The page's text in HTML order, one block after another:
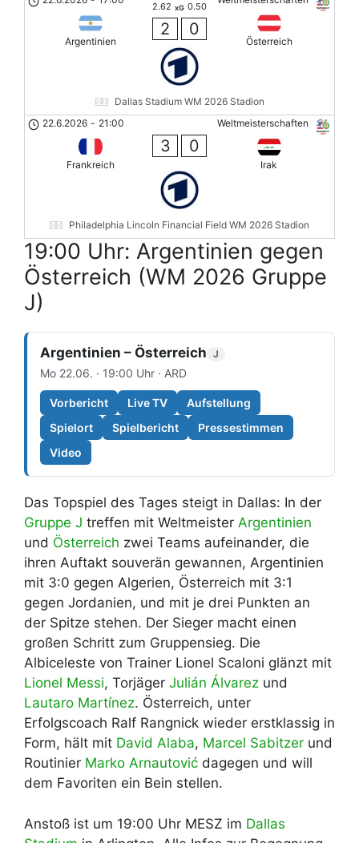
Argentinien
2.62 xG 0.50
2 0
Österreich
Dallas Stadium WM 2026 Stadion
Weltmeisterschaften
22.6.2026 - 21:00
Frankreich
3 0
Irak
Philadelphia Lincoln Financial Field WM 2026 Stadion
19:00 Uhr: Argentinien gegen
Österreich (WM 2026 Gruppe
J)
Argentinien – Österreich J
Mo 22.06. · 19:00 Uhr · ARD
Vorbericht Live TV
Aufstellung
Spielort
Spielbericht
Pressestimmen
Video
Das Topspiel des Tages steigt in Dallas: In der
Gruppe J treffen mit Weltmeister Argentinien
und Österreich zwei Teams aufeinander, die
ihren Auftakt souverän gewannen, Argentinien
mit 3:0 gegen Algerien, Österreich mit 3:1
gegen Jordanien, und mit je drei Punkten an
der Spitze stehen. Der Sieger macht einen
großen Schritt zum Gruppensieg. Die
Albiceleste von Trainer Lionel Scaloni glänzt mit
Lionel Messi, Torjäger Julián Álvarez und
Lautaro Martínez. Österreich, unter
Erfolgscoach Ralf Rangnick wieder erstklassig in
Form, hält mit David Alaba, Marcel Sabitzer und
Routinier Marko Arnautović dagegen und will
dem Favoriten ein Bein stellen.
Anstoß ist um 19:00 Uhr MESZ im Dallas